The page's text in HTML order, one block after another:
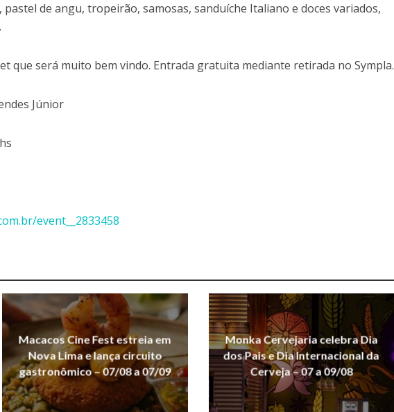
pastel de angu, tropeirão, samosas, sanduíche Italiano e doces variados,
que será muito bem vindo. Entrada gratuita mediante retirada no Sympla.
Júnior
event__2833458
Macacos Cine Fest estreia em
Nova Lima e lança circuito
gastronômico – 07/08 a 07/09
Monka Cervejaria celebra Dia
dos Pais e Dia Internacional da
Cerveja – 07 a 09/08